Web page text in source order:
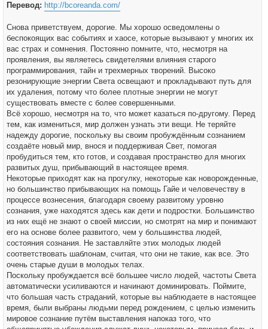
Перевод: http://bcoreanda.com/
Снова приветствуем, дорогие. Мы хорошо осведомлены о
беспокоящих вас событиях и хаосе, которые вызывают у многих их
вас страх и сомнения. Постоянно помните, что, несмотря на
проявления, вы являетесь свидетелями влияния старого
программирования, тайн и трехмерных творений. Высоко
резонирующие энергии Света освещают и прокладывают путь для
их удаления, потому что более плотные энергии не могут
существовать вместе с более совершенными.
Всё хорошо, несмотря на то, что может казаться по-другому. Перед
тем, как измениться, мир должен узнать эти вещи. Не теряйте
надежду дорогие, поскольку вы своим пробуждённым сознанием
создаёте новый мир, внося и поддерживая Свет, помогая
пробудиться тем, кто готов, и создавая пространство для многих
развитых душ, прибывающий в настоящее время.
Некоторые приходят как на прогулку, некоторые как новорожденные,
но большинство прибывающих на помощь Гайе и человечеству в
процессе вознесения, благодаря своему развитому уровню
сознания, уже находятся здесь как дети и подростки. Большинство
из них ещё не знают о своей миссии, но смотрят на мир и понимают
его на основе более развитого, чем у большинства людей,
состояния сознания. Не заставляйте этих молодых людей
соответствовать шаблонам, считая, что они не такие, как все. Это
очень старые души в молодых телах.
Поскольку пробуждается всё большее число людей, частоты Света
автоматически усиливаются и начинают доминировать. Поймите,
что большая часть страданий, которые вы наблюдаете в настоящее
время, были выбраны людьми перед рождением, с целью изменить
мировое сознание путём выставления напоказ того, что